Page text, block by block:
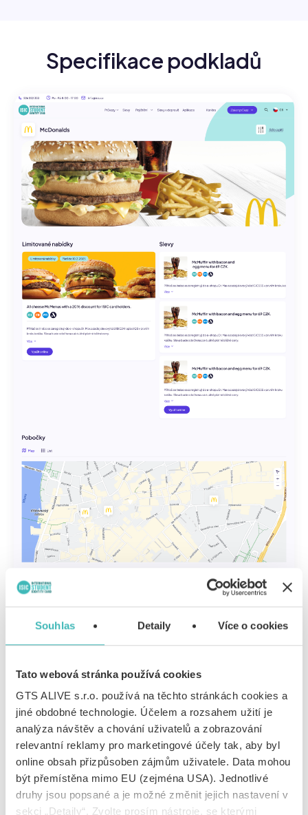
Souhlas Detaily Více o cookies
Tato webová stránka používá cookies
GTS ALIVE s.r.o. používá na těchto stránkách cookies a
jiné obdobné technologie. Účelem a rozsahem užití je
analýza návštěv a chování uživatelů a zobrazování
relevantní reklamy pro marketingové účely tak, aby byl
online obsah přizpůsoben zájmům uživatele. Data mohou
být přemístěna mimo EU (zejména USA). Jednotlivé
druhy jsou popsané a je možné změnit jejich nastavení v
sekci „Detaily“. Zvolte prosím nástroje, se kterými
Specifikace podkladů
Krátký popisný text v dlaždici